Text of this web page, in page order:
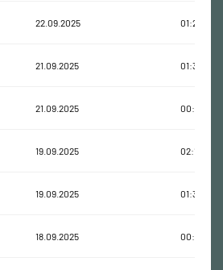
22.09.2025 01:25:39
21.09.2025 01:39:40
21.09.2025 00:10:12
19.09.2025 02:12:04
19.09.2025 01:30:14
18.09.2025 00:11:58